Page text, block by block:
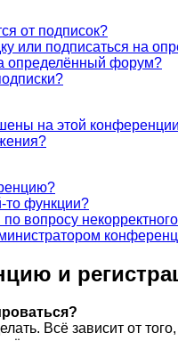
от подписок?
или подписаться на
определённый форум?
на этой
то функции?
вопросу
и
Всё зависит от